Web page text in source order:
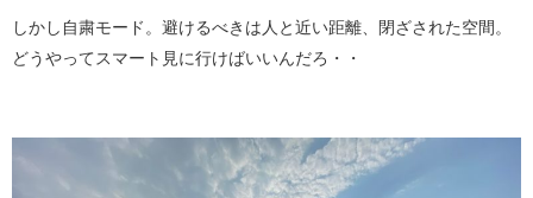
しかし自粛モード。避けるべきは人と近い距離、閉ざされた空間。
どうやってスマート見に行けばいいんだろ・・